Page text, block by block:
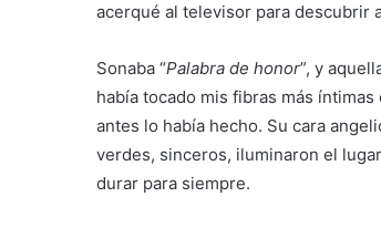
acerqué al televisor para descubrir
Sonaba “Palabra de honor”, y
había tocado mis fibras más
antes lo había hecho. Su cara
verdes, sinceros, iluminaron el
durar para siempre.